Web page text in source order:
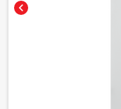
chevron_left